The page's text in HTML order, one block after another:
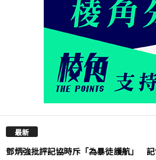
最新
鄧炳強批評記協時斥「為暴徒護航」 記